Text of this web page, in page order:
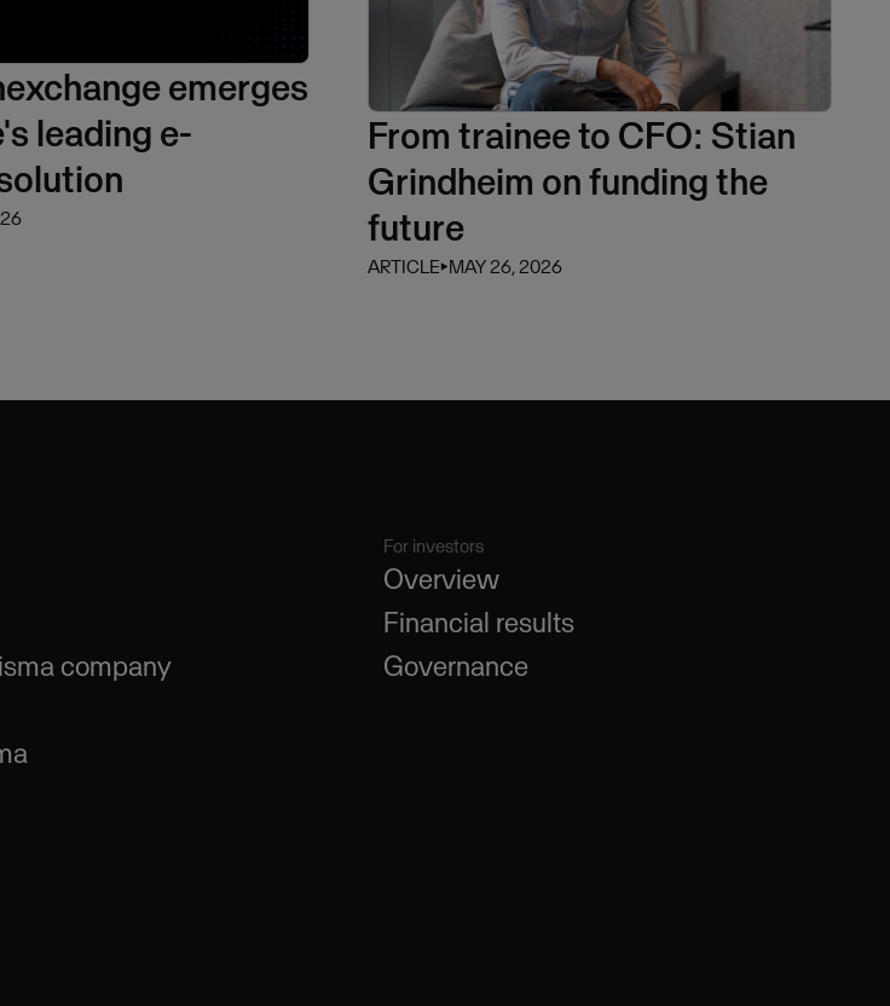
emerges
leading e-
From trainee to CFO: Stian
Grindheim on funding the
future
ARTICLE⏵MAY 26, 2026
company
For investors
Overview
Financial results
Governance